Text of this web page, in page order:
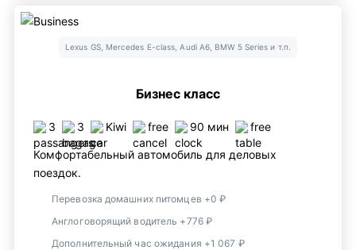
Lexus GS, Mercedes E-class, Audi A6, BMW 5 Series и т.п.
Бизнес класс
3 3 Kiwi free 90 мин free
Комфортабельный автомобиль для деловых
поездок.
Перевозка домашних питомцев +0 ₽
Англоговорящий водитель +776 ₽
Дополнительный час ожидания +1 067 ₽